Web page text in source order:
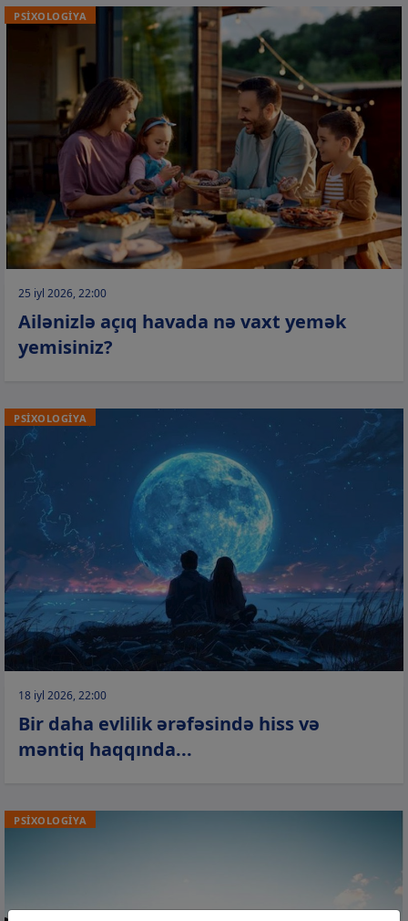
PSİXOLOGİYA
25 iyl 2026, 22:00
Ailənizlə açıq havada nə vaxt yemək
yemisiniz?
PSİXOLOGİYA
18 iyl 2026, 22:00
Bir daha evlilik ərəfəsində hiss və
məntiq haqqında...
PSİXOLOGİYA